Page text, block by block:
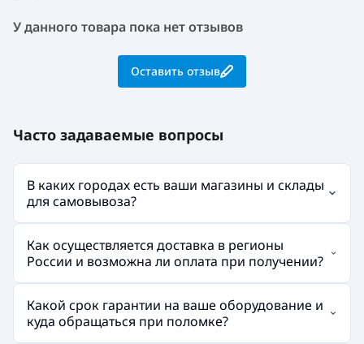
У данного товара пока нет отзывов
Оставить отзыв
Часто задаваемые вопросы
В каких городах есть ваши магазины и склады
для самовывоза?
Как осуществляется доставка в регионы
России и возможна ли оплата при получении?
Какой срок гарантии на ваше оборудование и
куда обращаться при поломке?